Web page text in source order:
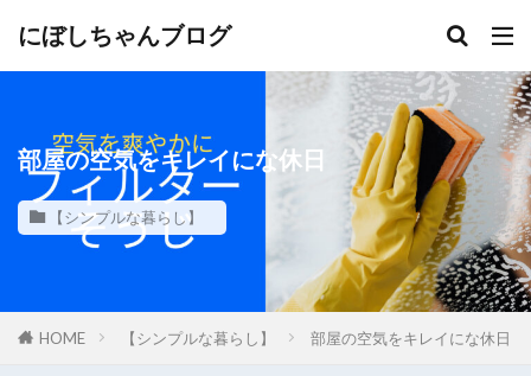
にぼしちゃんブログ
部屋の空気をキレイにな休日
【シンプルな暮らし】
HOME 【シンプルな暮らし】 部屋の空気をキレイにな休日